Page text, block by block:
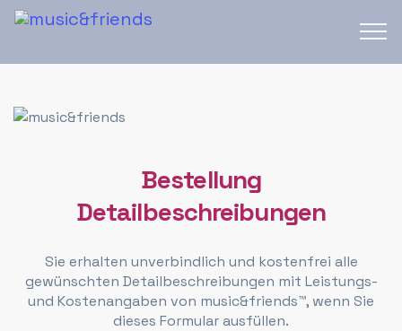
Bestellung
Detailbeschreibungen
Sie erhalten unverbindlich und kostenfrei alle
gewünschten Detailbeschreibungen mit Leistungs-
und Kostenangaben von music&friends™, wenn Sie
dieses Formular ausfüllen.